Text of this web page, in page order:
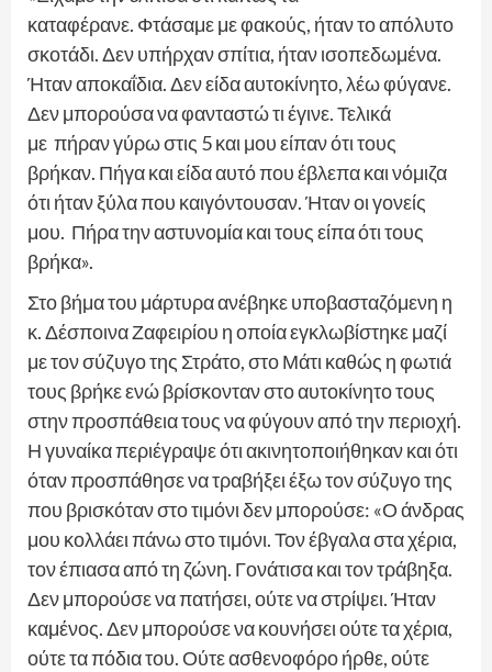
καταφέρανε. Φτάσαμε με φακούς, ήταν το απόλυτο
σκοτάδι. Δεν υπήρχαν σπίτια, ήταν ισοπεδωμένα.
Ήταν αποκαΐδια. Δεν είδα αυτοκίνητο, λέω φύγανε.
Δεν μπορούσα να φανταστώ τι έγινε. Τελικά
με πήραν γύρω στις 5 και μου είπαν ότι τους
βρήκαν. Πήγα και είδα αυτό που έβλεπα και νόμιζα
ότι ήταν ξύλα που καιγόντουσαν. Ήταν οι γονείς
μου. Πήρα την αστυνομία και τους είπα ότι τους
βρήκα».
Στο βήμα του μάρτυρα ανέβηκε υποβασταζόμενη η
κ. Δέσποινα Ζαφειρίου η οποία εγκλωβίστηκε μαζί
με τον σύζυγο της Στράτο, στο Μάτι καθώς η φωτιά
τους βρήκε ενώ βρίσκονταν στο αυτοκίνητο τους
στην προσπάθεια τους να φύγουν από την περιοχή.
Η γυναίκα περιέγραψε ότι ακινητοποιήθηκαν και ότι
όταν προσπάθησε να τραβήξει έξω τον σύζυγο της
που βρισκόταν στο τιμόνι δεν μπορούσε: «Ο άνδρας
μου κολλάει πάνω στο τιμόνι. Τον έβγαλα στα χέρια,
τον έπιασα από τη ζώνη. Γονάτισα και τον τράβηξα.
Δεν μπορούσε να πατήσει, ούτε να στρίψει. Ήταν
καμένος. Δεν μπορούσε να κουνήσει ούτε τα χέρια,
ούτε τα πόδια του. Ούτε ασθενοφόρο ήρθε, ούτε